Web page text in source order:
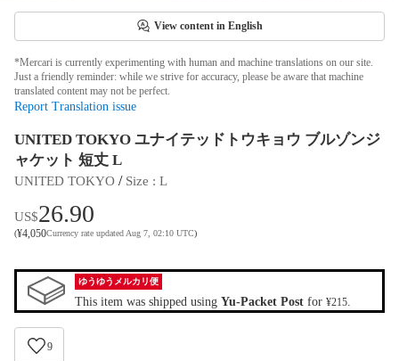
View content in English
*Mercari is currently experimenting with human and machine translations on our site.
Just a friendly reminder: while we strive for accuracy, please be aware that machine
translated content may not be perfect.
Report Translation issue
UNITED TOKYO ユナイテッドトウキョウ ブルゾンジ
ャケット 短丈 L
UNITED TOKYO / Size : L
US$26.90
(¥4,050Currency rate updated Aug 7, 02:10 UTC)
ゆうゆうメルカリ便
This item was shipped using Yu-Packet Post for ¥215
9